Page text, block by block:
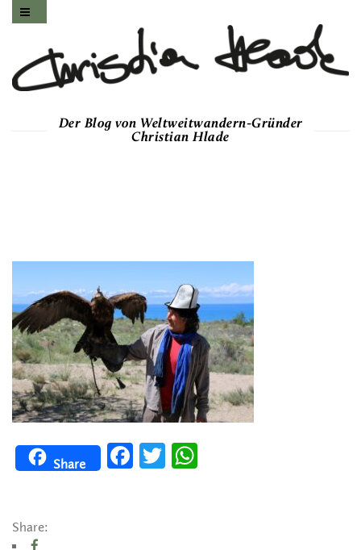
Der Blog von Weltweitwandern-Gründer
Christian Hlade
Share
FacebookTwitter
Share: